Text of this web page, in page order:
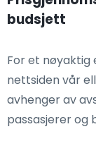
budsjett
For et nøyaktig
nettsiden vår
avhenger av
passasjerer og